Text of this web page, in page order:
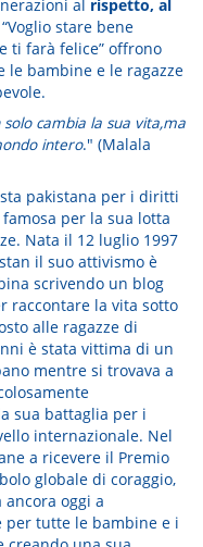
al rispetto, al
stare bene
ti farà felice” offrono
le bambine e le ragazze
cambia la sua vita,ma
intero." (Malala
pakistana per i diritti
per la sua lotta
Nata il 12 luglio 1997
il suo attivismo è
scrivendo un blog
raccontare la vita sotto
alle ragazze di
è stata vittima di un
mentre si trovava a
sua battaglia per i
internazionale. Nel
a ricevere il Premio
globale di coraggio,
oggi a
per tutte le bambine e i